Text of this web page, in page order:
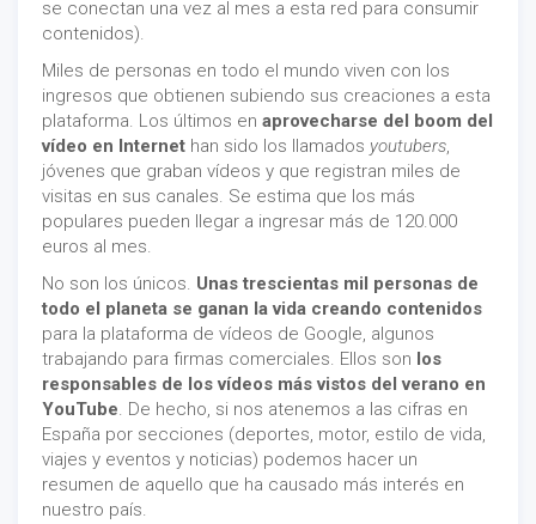
se conectan una vez al mes a esta red para consumir
contenidos).
Miles de personas en todo el mundo viven con los
ingresos que obtienen subiendo sus creaciones a esta
plataforma. Los últimos en aprovecharse del boom del
vídeo en Internet han sido los llamados youtubers,
jóvenes que graban vídeos y que registran miles de
visitas en sus canales. Se estima que los más
populares pueden llegar a ingresar más de 120.000
euros al mes.
No son los únicos. Unas trescientas mil personas de
todo el planeta se ganan la vida creando contenidos
para la plataforma de vídeos de Google, algunos
trabajando para firmas comerciales. Ellos son los
responsables de los vídeos más vistos del verano en
YouTube. De hecho, si nos atenemos a las cifras en
España por secciones (deportes, motor, estilo de vida,
viajes y eventos y noticias) podemos hacer un
resumen de aquello que ha causado más interés en
nuestro país.